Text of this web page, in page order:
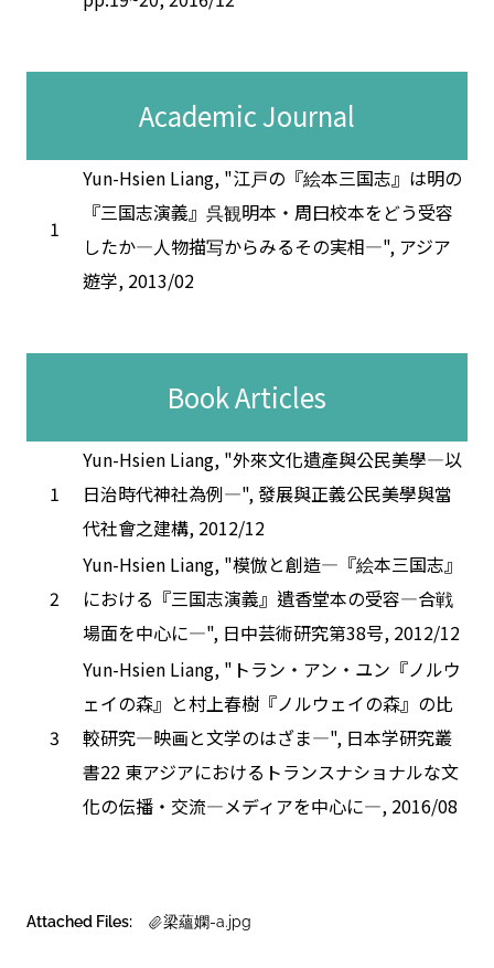
Academic Journal
1
Yun-Hsien Liang, "江戸の『絵本三国志』は明の
『三国志演義』呉観明本・周曰校本をどう受容
したか―人物描写からみるその実相―", アジア
遊学, 2013/02
Book Articles
1
Yun-Hsien Liang, "外來文化遺產與公民美學―以
日治時代神社為例―", 發展與正義公民美學與當
代社會之建構, 2012/12
2
Yun-Hsien Liang, "模倣と創造―『絵本三国志』
における『三国志演義』遺香堂本の受容―合戦
場面を中心に―", 日中芸術研究第38号, 2012/12
3
Yun-Hsien Liang, "トラン・アン・ユン『ノルウ
ェイの森』と村上春樹『ノルウェイの森』の比
較研究―映画と文学のはざま―", 日本学研究叢
書22 東アジアにおけるトランスナショナルな文
化の伝播・交流―メディアを中心に―, 2016/08
Attached Files: 梁蘊嫻-a.jpg